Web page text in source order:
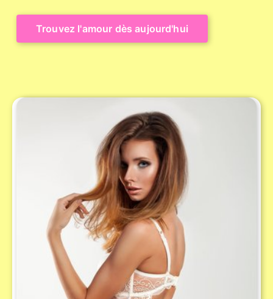
Trouvez l'amour dès aujourd'hui